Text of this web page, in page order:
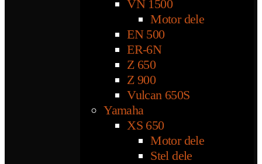
VN 1500
Motor dele
EN 500
ER-6N
Z 650
Z 900
Vulcan 650S
Yamaha
XS 650
Motor dele
Stel dele